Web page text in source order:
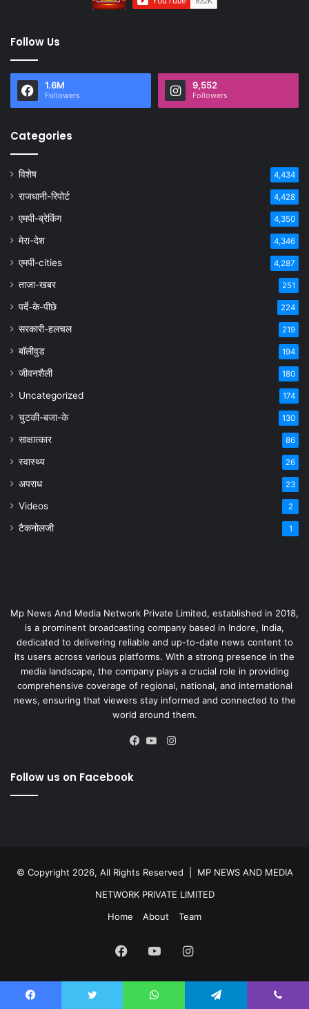
Follow Us
1.6M
Followers
9,552
Followers
Categories
विशेष 4,434
राजधानी-रिपोर्ट 4,428
एमपी-ब्रेकिंग 4,350
मेरा-देश 4,346
एमपी-cities 4,287
ताजा-खबर 251
पर्दे-के-पीछे 224
सरकारी-हलचल 219
बॉलीवुड 194
जीवनशैली 180
Uncategorized 174
चुटकी-बजा-के 130
साक्षात्कार 86
स्वास्थ्य 26
अपराध 23
Videos 2
टैकनोलजी 1
Mp News And Media Network Private Limited, established in 2018,
is a prominent broadcasting company based in Indore, India,
dedicated to delivering reliable and up-to-date news content to
its users across various platforms. With a strong presence in the
media landscape, the company plays a crucial role in providing
comprehensive coverage of regional, national, and international
news, ensuring that viewers stay informed and connected to the
world around them.
Instagram
Follow us on Facebook
© Copyright 2026, All Rights Reserved | MP NEWS AND MEDIA
NETWORK PRIVATE LIMITED
Home
About Team
Facebook
YouTubeInstagram